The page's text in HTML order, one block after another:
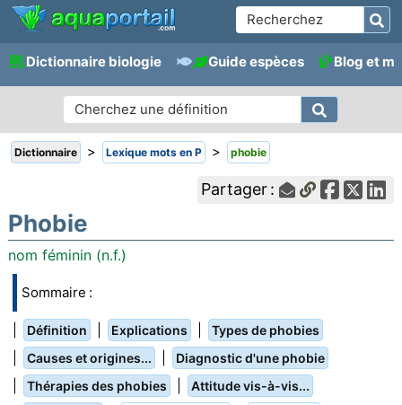
Dictionnaire biologie Guide espèces Blog et
Dictionnaire > Lexique mots en P > phobie
Partager :
Phobie
nom féminin (n.f.)
Sommaire :
Définition Explications Types de phobies
Causes et origines... Diagnostic d'une phobie
Thérapies des phobies Attitude vis-à-vis...